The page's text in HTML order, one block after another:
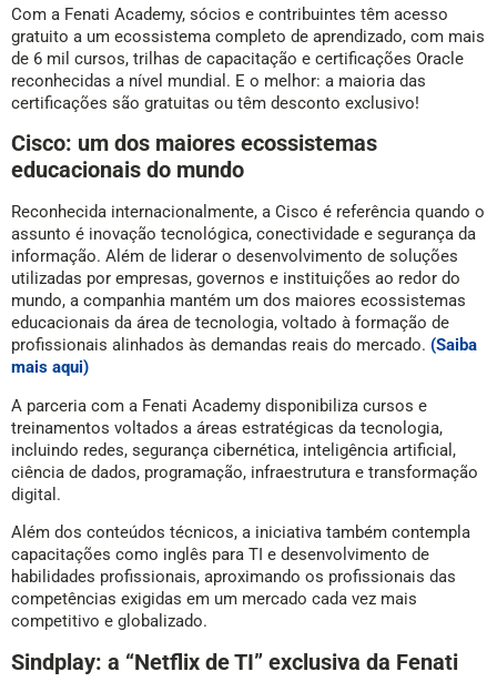
Com a Fenati Academy, sócios e contribuintes têm acesso
gratuito a um ecossistema completo de aprendizado, com mais
de 6 mil cursos, trilhas de capacitação e certificações Oracle
reconhecidas a nível mundial. E o melhor: a maioria das
certificações são gratuitas ou têm desconto exclusivo!
Cisco: um dos maiores ecossistemas
educacionais do mundo
Reconhecida internacionalmente, a Cisco é referência quando o
assunto é inovação tecnológica, conectividade e segurança da
informação. Além de liderar o desenvolvimento de soluções
utilizadas por empresas, governos e instituições ao redor do
mundo, a companhia mantém um dos maiores ecossistemas
educacionais da área de tecnologia, voltado à formação de
profissionais alinhados às demandas reais do mercado. (Saiba
mais aqui)
A parceria com a Fenati Academy disponibiliza cursos e
treinamentos voltados a áreas estratégicas da tecnologia,
incluindo redes, segurança cibernética, inteligência artificial,
ciência de dados, programação, infraestrutura e transformação
digital.
Além dos conteúdos técnicos, a iniciativa também contempla
capacitações como inglês para TI e desenvolvimento de
habilidades profissionais, aproximando os profissionais das
competências exigidas em um mercado cada vez mais
competitivo e globalizado.
Sindplay: a “Netflix de TI” exclusiva da Fenati